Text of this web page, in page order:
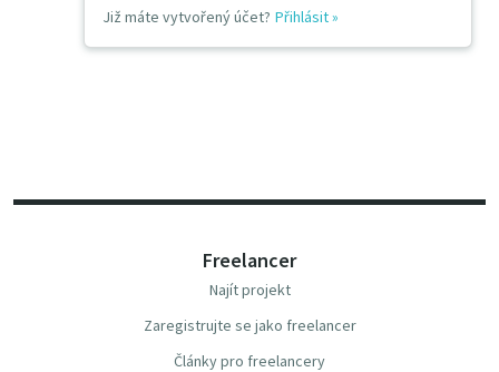
Již máte vytvořený účet? Přihlásit»
Freelancer
Najít projekt
Zaregistrujte se jako freelancer
Články pro freelancery